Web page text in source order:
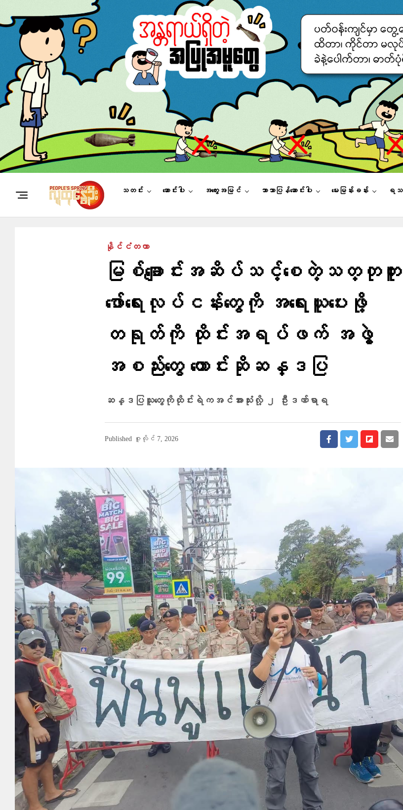
သတင်း ဆောင်းပါး အတွေးအမြင် ဘာသာပြန်ဆောင်းပါး မေးမြန်းခန်း ရသ
နိုင်ငံတကာ
မြစ်ချောင်းအဆိပ်သင့်​​​စေတဲ့သတ္တုတူး
ဖော်ရေးလုပ်ငန်းတွေကို အရေးယူပေးဖို့
တရုတ်ကို ထိုင်းအရပ်ဖက် အဖွဲ့
အစည်းတွေ တောင်းဆိုဆန္ဒပြ
ဆန္ဒပြသူ​တွေကိုထိုင်းရဲကအင်အားသုံးလို့ ၂ ဦးဒဏ်ရာရ
Published ဇူလိုင် 7, 2026